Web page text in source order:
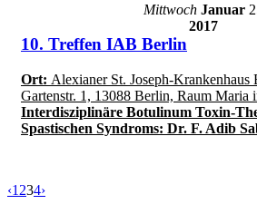
Mittwoch Januar
2017
10. Treffen IAB Berlin
Ort: Alexianer St. Joseph-Krankenhaus
Gartenstr. 1, 13088 Berlin, Raum Maria
Interdisziplinäre Botulinum Toxin-
Spastischen Syndroms: Dr. F. Adib
‹1 234›